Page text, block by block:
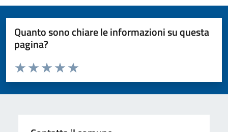
Quanto sono chiare le informazioni su questa
pagina?
Valuta da 1 a 5 stelle la pagina
Valuta 5 stelle su 5
Valuta 4 stelle su 5
Valuta 3 stelle su 5
Valuta 2 stelle su 5
Valuta 1 stelle su 5